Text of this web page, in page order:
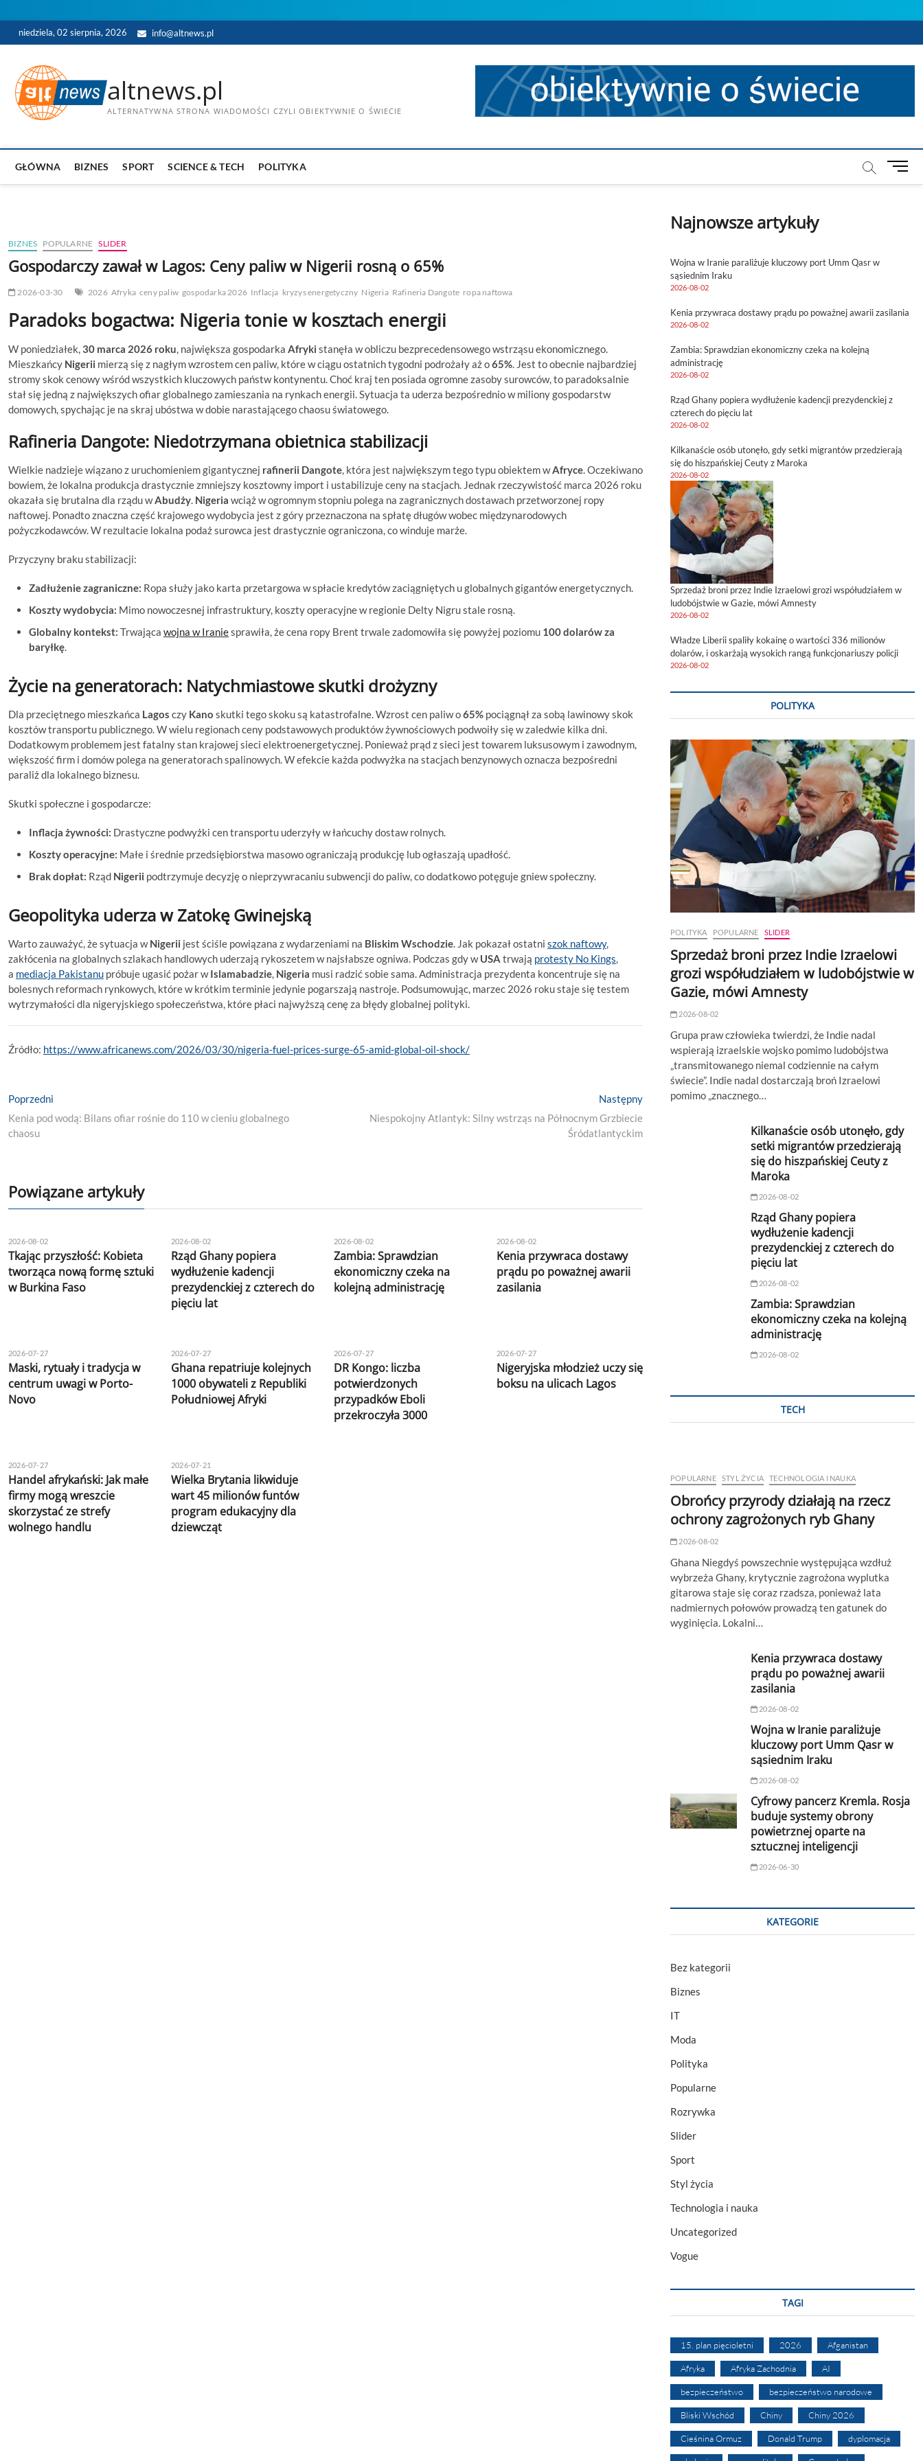
to
niedziela, 02 sierpnia, 2026 info@altnews.pl
altnews.pl
ALTERNATYWNA STRONA WIADOMOŚCI CZYLI OBIEKTYWNIE O ŚWIECIE
GŁÓWNA BIZNES SPORT SCIENCE & TECH POLITYKA
M
BIZNES POPULARNE SLIDER
Gospodarczy zawał w Lagos: Ceny paliw w Nigerii rosną o 65%
2026-03-30 2026 Afryka ceny paliw gospodarka 2026 Inflacja kryzys energetyczny Nigeria Rafineria Dangote ropa naftowa
Paradoks bogactwa: Nigeria tonie w kosztach energii
W poniedziałek,30 marca 2026 roku, największa gospodarka Afryki stanęła w obliczu bezprecedensowego wstrząsu ekonomicznego.
Mieszkańcy Nigerii mierzą się z nagłym wzrostem cen paliw, które w ciągu ostatnich tygodni podrożały aż o65%. Jest to obecnie najbardziej
stromy skok cenowy wśród wszystkich kluczowych państw kontynentu. Choć kraj ten posiada ogromne zasoby surowców, to paradoksalnie
stał się jedną z największych ofiar globalnego zamieszania na rynkach energii. Sytuacja ta uderza bezpośrednio w miliony gospodarstw
domowych, spychając je na skraj ubóstwa w dobie narastającego chaosu światowego.
Rafineria Dangote: Niedotrzymana obietnica stabilizacji
Wielkie nadzieje wiązano z uruchomieniem gigantycznej rafinerii Dangote, która jest największym tego typu obiektem wAfryce. Oczekiwano
bowiem, że lokalna produkcja drastycznie zmniejszy kosztowny import i ustabilizuje ceny na stacjach. Jednak rzeczywistość marca 2026 roku
okazała się brutalna dla rządu wAbudży. Nigeria wciąż w ogromnym stopniu polega na zagranicznych dostawach przetworzonej ropy
naftowej. Ponadto znaczna część krajowego wydobycia jest z góry przeznaczona na spłatę długów wobec międzynarodowych
pożyczkodawców. W rezultacie lokalna podaż surowca jest drastycznie ograniczona, co winduje marże.
Przyczyny braku stabilizacji:
Zadłużenie zagraniczne: Ropa służy jako karta przetargowa w spłacie kredytów zaciągniętych u globalnych gigantów energetycznych.
Koszty wydobycia: Mimo nowoczesnej infrastruktury, koszty operacyjne w regionie Delty Nigru stale rosną.
Globalny kontekst: Trwająca wojna w Iraniesprawiła, że cena ropy Brent trwale zadomowiła się powyżej poziomu 100 dolarów za
baryłkę.
Życie na generatorach: Natychmiastowe skutki drożyzny
Dla przeciętnego mieszkańca Lagos czy Kano skutki tego skoku są katastrofalne. Wzrost cen paliw o65% pociągnął za sobą lawinowy skok
kosztów transportu publicznego. W wielu regionach ceny podstawowych produktów żywnościowych podwoiły się w zaledwie kilka dni.
Dodatkowym problemem jest fatalny stan krajowej sieci elektroenergetycznej. Ponieważ prąd z sieci jest towarem luksusowym i zawodnym,
większość firm i domów polega na generatorach spalinowych. W efekcie każda podwyżka na stacjach benzynowych oznacza bezpośredni
paraliż dla lokalnego biznesu.
Skutki społeczne i gospodarcze:
Inflacja żywności: Drastyczne podwyżki cen transportu uderzyły w łańcuchy dostaw rolnych.
Koszty operacyjne: Małe i średnie przedsiębiorstwa masowo ograniczają produkcję lub ogłaszają upadłość.
Brak dopłat: Rząd Nigerii podtrzymuje decyzję o nieprzywracaniu subwencji do paliw, co dodatkowo potęguje gniew społeczny.
Geopolityka uderza w Zatokę Gwinejską
Warto zauważyć, że sytuacja wNigerii jest ściśle powiązana z wydarzeniami na Bliskim Wschodzie. Jak pokazał ostatni szok naftowy,
zakłócenia na globalnych szlakach handlowych uderzają rykoszetem w najsłabsze ogniwa. Podczas gdy wUSA trwają protesty No Kings,
a mediacja Pakistanu próbuje ugasić pożar wIslamabadzie, Nigeria musi radzić sobie sama. Administracja prezydenta koncentruje się na
bolesnych reformach rynkowych, które w krótkim terminie jedynie pogarszają nastroje. Podsumowując, marzec 2026 roku staje się testem
wytrzymałości dla nigeryjskiego społeczeństwa, które płaci najwyższą cenę za błędy globalnej polityki.
Źródło: https://www.africanews.com/2026/03/30/nigeria-fuel-prices-surge-65-amid-global-oil-shock/
Nawigacja
wpisu
Poprzedni
post:
Kenia pod wodą: Bilans ofiar rośnie do 110 w cieniu globalnego
chaosu
NastępnyNext
Niespokojny Atlantyk: Silny wstrząs na Północnym Grzbiecie
Śródatlantyckim
Powiązane artykuły
2026-08-02
Tkając przyszłość: Kobieta
tworząca nową formę sztuki
w Burkina Faso
2026-08-02
Rząd Ghany popiera
wydłużenie kadencji
prezydenckiej z czterech do
pięciu lat
2026-08-02
Zambia: Sprawdzian
ekonomiczny czeka na
kolejną administrację
2026-08-02
Kenia przywraca dostawy
prądu po poważnej awarii
zasilania
2026-07-27
Maski, rytuały i tradycja w
centrum uwagi w Porto-
Novo
2026-07-27
Ghana repatriuje kolejnych
1000 obywateli z Republiki
Południowej Afryki
2026-07-27
DR Kongo: liczba
potwierdzonych
przypadków Eboli
przekroczyła 3000
2026-07-27
Nigeryjska młodzież uczy się
boksu na ulicach Lagos
2026-07-27
Handel afrykański: Jak małe
firmy mogą wreszcie
skorzystać ze strefy
wolnego handlu
2026-07-21
Wielka Brytania likwiduje
wart 45 milionów funtów
program edukacyjny dla
dziewcząt
Najnowsze artykuły
Wojna w Iranie paraliżuje kluczowy port Umm Qasr w
sąsiednim Iraku
2026-08-02
Kenia przywraca dostawy prądu po poważnej awarii zasilania
2026-08-02
Zambia: Sprawdzian ekonomiczny czeka na kolejną
administrację
2026-08-02
Rząd Ghany popiera wydłużenie kadencji prezydenckiej z
czterech do pięciu lat
2026-08-02
Kilkanaście osób utonęło, gdy setki migrantów przedzierają
się do hiszpańskiej Ceuty z Maroka
2026-08-02
Sprzedaż broni przez Indie Izraelowi grozi współudziałem w
ludobójstwie w Gazie, mówi Amnesty
2026-08-02
Władze Liberii spaliły kokainę o wartości 336 milionów
dolarów, i oskarżają wysokich rangą funkcjonariuszy policji
2026-08-02
POLITYKA
POLITYKA POPULARNE SLIDER
Sprzedaż broni przez Indie Izraelowi
grozi współudziałem w ludobójstwie w
Gazie, mówi Amnesty
2026-08-02
Grupa praw człowieka twierdzi, że Indie nadal
wspierają izraelskie wojsko pomimo ludobójstwa
„transmitowanego niemal codziennie na całym
świecie”. Indie nadal dostarczają broń Izraelowi
pomimo „znacznego…
Kilkanaście osób utonęło, gdy
setki migrantów przedzierają
się do hiszpańskiej Ceuty z
Maroka
2026-08-02
Rząd Ghany popiera
wydłużenie kadencji
prezydenckiej z czterech do
pięciu lat
2026-08-02
Zambia: Sprawdzian
ekonomiczny czeka na kolejną
administrację
2026-08-02
TECH
POPULARNE STYL ŻYCIA TECHNOLOGIA I NAUKA
Obrońcy przyrody działają na rzecz
ochrony zagrożonych ryb Ghany
2026-08-02
Ghana Niegdyś powszechnie występująca wzdłuż
wybrzeża Ghany, krytycznie zagrożona wyplutka
gitarowa staje się coraz rzadsza, ponieważ lata
nadmiernych połowów prowadzą ten gatunek do
wyginięcia. Lokalni…
Kenia przywraca dostawy
prądu po poważnej awarii
zasilania
2026-08-02
Wojna w Iranie paraliżuje
kluczowy port Umm Qasr w
sąsiednim Iraku
2026-08-02
Cyfrowy pancerz Kremla. Rosja
buduje systemy obrony
powietrznej oparte na
sztucznej inteligencji
2026-06-30
KATEGORIE
Bez kategorii
Biznes
IT
Moda
Polityka
Popularne
Rozrywka
Slider
Sport
Styl życia
Technologia i nauka
Uncategorized
Vogue
TAGI
15. plan pięcioletni 2026 Afganistan
Afryka Afryka Zachodnia AI
bezpieczeństwo bezpieczeństwo narodowe
Bliski Wschód Chiny Chiny 2026
Cieśnina Ormuz Donald Trump dyplomacja